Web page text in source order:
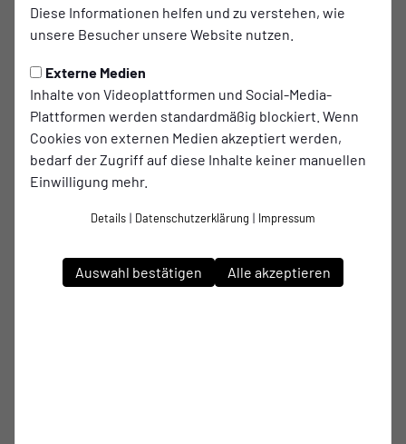
Diese Informationen helfen und zu verstehen, wie
unsere Besucher unsere Website nutzen.
Externe Medien
Inhalte von Videoplattformen und Social-Media-
Plattformen werden standardmäßig blockiert. Wenn
Cookies von externen Medien akzeptiert werden,
bedarf der Zugriff auf diese Inhalte keiner manuellen
Einwilligung mehr.
Details | Datenschutzerklärung | Impressum
Auswahl bestätigen Alle akzeptieren